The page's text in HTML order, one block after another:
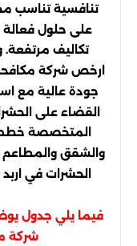
تنافسية تناسب
على حلول
تكاليف مرتفعة.
ارخص شركة
جودة عالية مع
القضاء على
المتخصصة خطط
والشقق والمطاعم
الحشرات في
فيما يلي جدول
شركة